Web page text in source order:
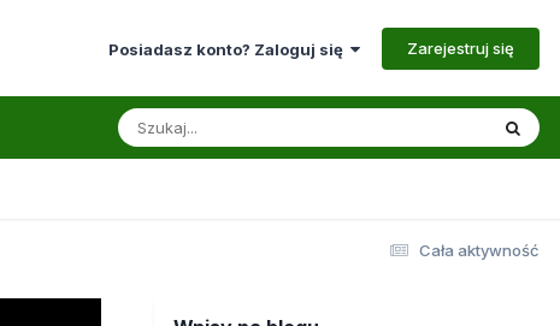
Posiadasz konto? Zaloguj się Zarejestruj się
Cała aktywność